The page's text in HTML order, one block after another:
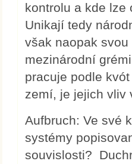
kontrolu a kde lze
Unikají tedy
však naopak
mezinárodní
pracuje podle
zemí, je jejich vliv
Aufbruch: Ve své
systémy
souvislosti?